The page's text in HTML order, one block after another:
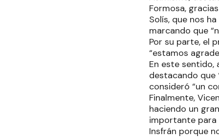
Formosa,
Solís, que nos
marcando que
Por su parte, el
“estamos
En este sentido,
destacando que
consideró “un
Finalmente,
haciendo un
importante para
Insfrán porque